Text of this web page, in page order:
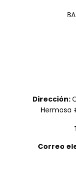
Dirección:
Hermosa
Correo